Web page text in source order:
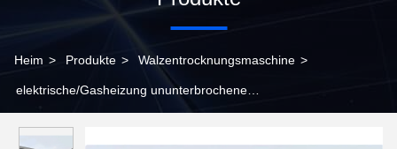
Heim > Produkte > Walzentrocknungsmaschine >
elektrische/Gasheizung ununterbrochene